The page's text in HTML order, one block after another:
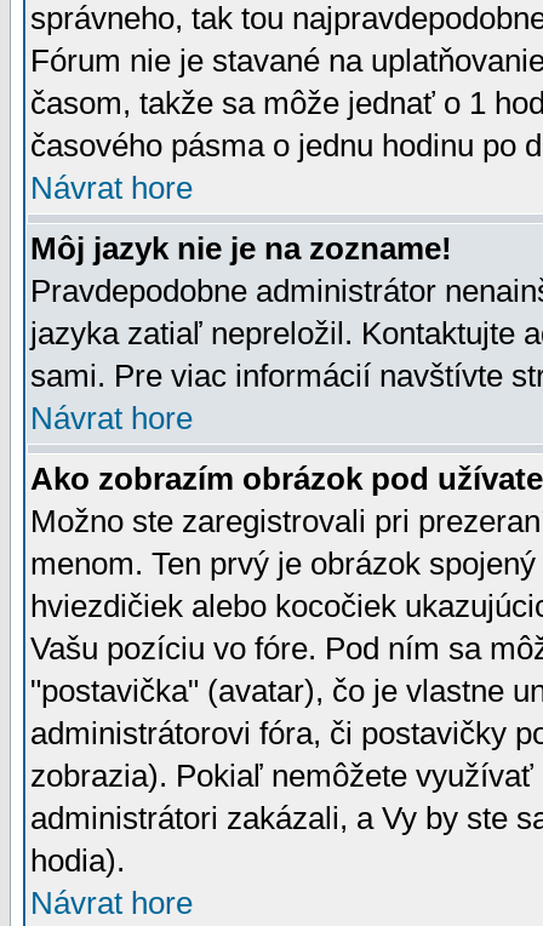
správneho, tak tou
Fórum nie je stavané na
časom, takže sa môže jednať o 1
časového pásma o jednu hodinu po
Návrat hore
Môj jazyk nie je na zozname!
Pravdepodobne administrátor
jazyka zatiaľ nepreložil. Kontaktujte
sami. Pre viac informácií navštívte
Návrat hore
Ako zobrazím obrázok pod
Možno ste zaregistrovali pri
menom. Ten prvý je obrázok
hviezdičiek alebo kocočiek
Vašu pozíciu vo fóre. Pod ním sa
"postavička" (avatar), čo je vlastne
administrátorovi fóra, či postavičky
zobrazia). Pokiaľ nemôžete
administrátori zakázali, a Vy by ste
hodia).
Návrat hore